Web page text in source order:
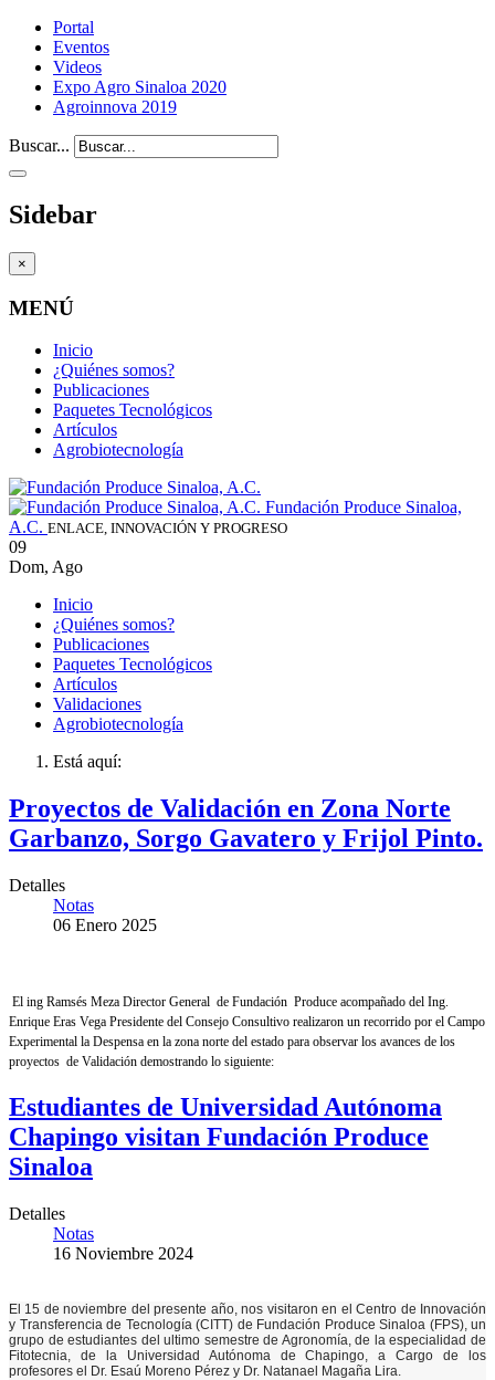
Portal
Eventos
Videos
Expo Agro Sinaloa 2020
Agroinnova 2019
Buscar...
Sidebar
×
MENÚ
Inicio
¿Quiénes somos?
Publicaciones
Paquetes Tecnológicos
Artículos
Agrobiotecnología
Fundación Produce Sinaloa,
A.C. ENLACE, INNOVACIÓN Y PROGRESO
09
Dom, Ago
Inicio
¿Quiénes somos?
Publicaciones
Paquetes Tecnológicos
Artículos
Validaciones
Agrobiotecnología
Está aquí:
Proyectos de Validación en Zona Norte
Garbanzo, Sorgo Gavatero y Frijol Pinto.
Detalles
Notas
06 Enero 2025
El ing Ramsés Meza Director General de Fundación Produce acompañado del Ing.
Enrique Eras Vega Presidente del Consejo Consultivo realizaron un recorrido por el Campo
Experimental la Despensa en la zona norte del estado para observar los avances de los
proyectos de Validación demostrando lo siguiente:
Estudiantes de Universidad Autónoma
Chapingo visitan Fundación Produce
Sinaloa
Detalles
Notas
16 Noviembre 2024
El 15 de noviembre del presente año, nos visitaron en el Centro de Innovación
y Transferencia de Tecnología (CITT) de Fundación Produce Sinaloa (FPS), un
grupo de estudiantes del ultimo semestre de Agronomía, de la especialidad de
Fitotecnia, de la Universidad Autónoma de Chapingo, a Cargo de los
profesores el Dr. Esaú Moreno Pérez y Dr. Natanael Magaña Lira.